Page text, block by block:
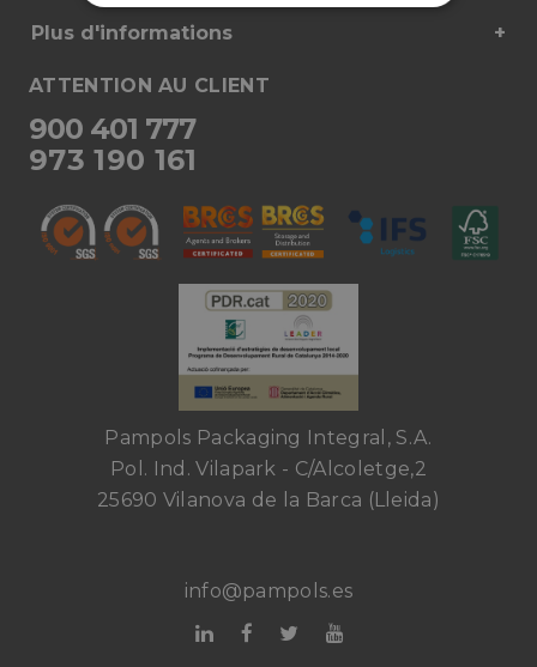
Plus d'informations
ATTENTION AU CLIENT
900 401 777
973 190 161
Pampols Packaging Integral, S.A.
Pol. Ind. Vilapark - C/Alcoletge,2
25690 Vilanova de la Barca (Lleida)
info@pampols.es
NÉCESSAIRES
PERFORMANCE